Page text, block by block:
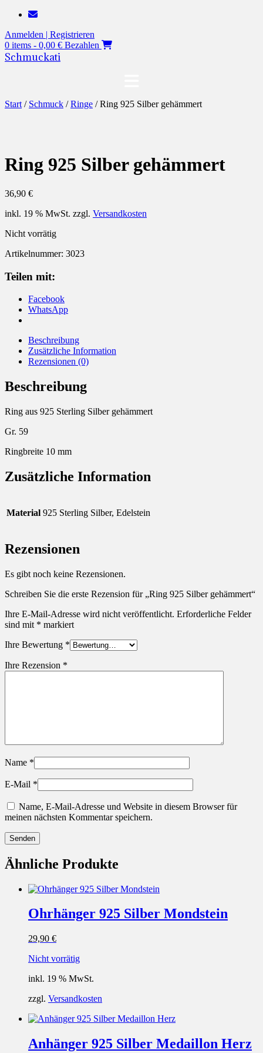
Zum
springen
Anmelden | Registrieren
0 items - 0,00 € Bezahlen
Schmuckati
Start / Schmuck /Ringe / Ring 925 Silber gehämmert
Ring 925 Silber gehämmert
36,90 €
inkl. 19 % MwSt. zzgl. Versandkosten
Nicht vorrätig
Artikelnummer: 3023
Teilen mit:
Facebook
WhatsApp
Beschreibung
Zusätzliche Information
Rezensionen (0)
Beschreibung
Ring aus 925 Sterling Silber gehämmert
Gr. 59
Ringbreite 10 mm
Zusätzliche Information
Material 925 Sterling Silber, Edelstein
Rezensionen
Es gibt noch keine Rezensionen.
Schreiben Sie die erste Rezension für „Ring 925 Silber gehämmert“
Ihre E-Mail-Adresse wird nicht veröffentlicht. Erforderliche Felder
sind mit * markiert
Ihre Bewertung *
Ihre Rezension *
Name *
E-Mail *
Name, E-Mail-Adresse und Website in diesem Browser für
meinen nächsten Kommentar speichern.
Ähnliche Produkte
Ohrhänger 925 Silber Mondstein
29,90 €
Nicht vorrätig
inkl. 19 % MwSt.
zzgl. Versandkosten
Anhänger 925 Silber Medaillon Herz